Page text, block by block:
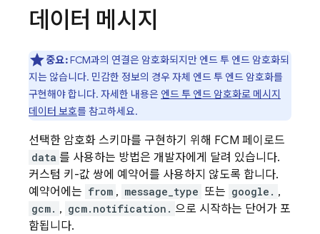
데이터 메시지
중요:FCM과의 연결은 암호화되지만 엔드 투 엔드 암호화되
지는 않습니다. 민감한 정보의 경우 자체 엔드 투 엔드 암호화를
구현해야 합니다. 자세한 내용은 엔드 투 엔드 암호화로 메시지
데이터 보호를 참고하세요.
선택한 암호화 스키마를 구현하기 위해 FCM 페이로드
data 를 사용하는 방법은 개발자에게 달려 있습니다.
커스텀 키-값 쌍에 예약어를 사용하지 않도록 합니다.
예약어에는 from , message_type 또는 google. ,
gcm. , gcm.notification. 으로 시작하는 단어가 포
함됩니다.